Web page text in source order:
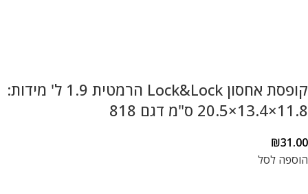
קופסת אחסון Lock&Lock הרמטית 1.9 ל' מידות:
11.8×13.4×20.5 ס"מ דגם 818
₪31.00
הוספה לסל